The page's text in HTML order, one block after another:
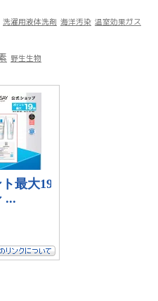
洗濯用液体洗剤 海洋汚染 温室効果ガス
野生生物